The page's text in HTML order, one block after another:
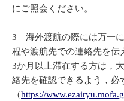
にご照会ください。
3 海外渡航の際には万一
程や渡航先での連絡先を伝
3か月以上滞在する方は，
絡先を確認できるよう，必
（https://